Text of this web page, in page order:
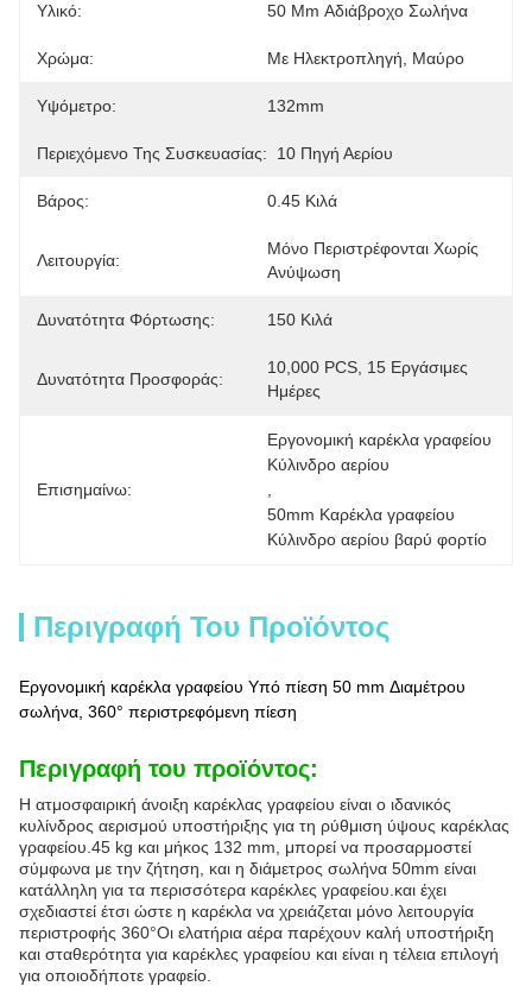
Υλικό: 50 Mm Αδιάβροχο Σωλήνα
Χρώμα: Με Ηλεκτροπληγή, Μαύρο
Υψόμετρο: 132mm
Περιεχόμενο Της Συσκευασίας: 10 Πηγή Αερίου
Βάρος: 0.45 Κιλά
Λειτουργία:
Μόνο Περιστρέφονται Χωρίς
Ανύψωση
Δυνατότητα Φόρτωσης: 150 Κιλά
Δυνατότητα Προσφοράς:
10,000 PCS, 15 Εργάσιμες
Ημέρες
Επισημαίνω:
Εργονομική καρέκλα γραφείου
Κύλινδρο αερίου
50mm Καρέκλα γραφείου
Κύλινδρο αερίου βαρύ φορτίο
Περιγραφή Του Προϊόντος
Εργονομική καρέκλα γραφείου Υπό πίεση 50 mm Διαμέτρου
σωλήνα, 360° περιστρεφόμενη πίεση
Περιγραφή του προϊόντος:
Η ατμοσφαιρική άνοιξη καρέκλας γραφείου είναι ο ιδανικός
κυλίνδρος αερισμού υποστήριξης για τη ρύθμιση ύψους καρέκλας
γραφείου.45 kg και μήκος 132 mm, μπορεί να προσαρμοστεί
σύμφωνα με την ζήτηση, και η διάμετρος σωλήνα 50mm είναι
κατάλληλη για τα περισσότερα καρέκλες γραφείου.και έχει
σχεδιαστεί έτσι ώστε η καρέκλα να χρειάζεται μόνο λειτουργία
περιστροφής 360°Οι ελατήρια αέρα παρέχουν καλή υποστήριξη
και σταθερότητα για καρέκλες γραφείου και είναι η τέλεια επιλογή
για οποιοδήποτε γραφείο.